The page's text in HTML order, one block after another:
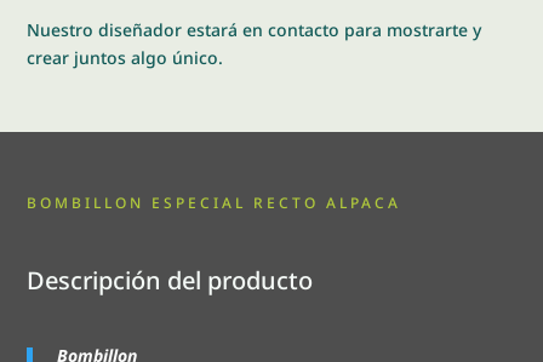
Nuestro diseñador estará en contacto para mostrarte y
crear juntos algo único.
BOMBILLON ESPECIAL RECTO ALPACA
Descripción del producto
Bombillon